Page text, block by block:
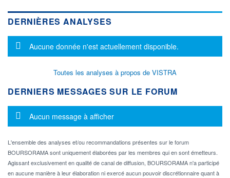
DERNIÈRES ANALYSES
Message d'information
Aucune donnée n'est actuellement disponible.
Toutes les analyses à propos de VISTRA
DERNIERS MESSAGES SUR LE FORUM
Message d'information
Aucun message à afficher
L'ensemble des analyses et/ou recommandations présentes sur le forum
BOURSORAMA sont uniquement élaborées par les membres qui en sont émetteurs.
Agissant exclusivement en qualité de canal de diffusion, BOURSORAMA n'a participé
en aucune manière à leur élaboration ni exercé aucun pouvoir discrétionnaire quant à